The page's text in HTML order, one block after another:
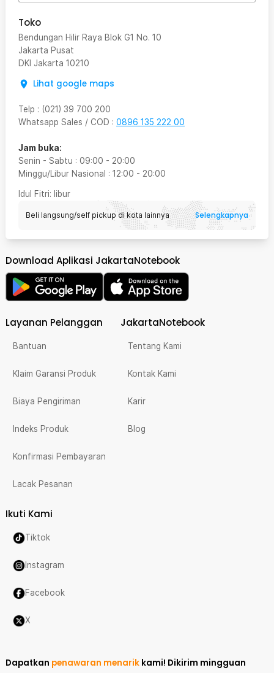
Toko
Bendungan Hilir Raya Blok G1 No. 10
Jakarta Pusat
DKI Jakarta 10210
Lihat google maps
Telp : (021) 39 700 200
Whatsapp Sales / COD : 0896 135 222 00
Jam buka:
Senin - Sabtu : 09:00 - 20:00
Minggu/Libur Nasional : 12:00 - 20:00
Idul Fitri: libur
Beli langsung/self pickup di kota lainnya Selengkapnya
Download Aplikasi JakartaNotebook
Layanan Pelanggan
Bantuan
Klaim Garansi Produk
Biaya Pengiriman
Indeks Produk
Konfirmasi Pembayaran
Lacak Pesanan
JakartaNotebook
Tentang Kami
Kontak Kami
Karir
Blog
Ikuti Kami
Tiktok
Instagram
Facebook
X
Dapatkan penawaran menarik kami! Dikirim mingguan